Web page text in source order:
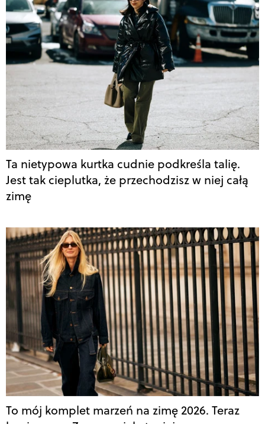
Ta nietypowa kurtka cudnie podkreśla talię.
Jest tak cieplutka, że przechodzisz w niej całą
zimę
To mój komplet marzeń na zimę 2026. Teraz